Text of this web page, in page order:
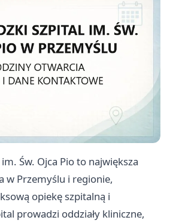
Św. Ojca Pio to największa
w Przemyślu i regionie,
opiekę szpitalną i
prowadzi oddziały kliniczne,